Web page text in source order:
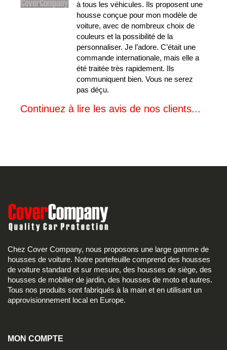
à tous les véhicules. Ils proposent une
housse conçue pour mon modèle de
voiture, avec de nombreux choix de
couleurs et la possibilité de la
personnaliser. Je l’adore. C’était une
commande internationale, mais elle a
été traitée très rapidement. Ils
communiquent bien. Vous ne serez
pas déçu.
Continuez à lire les avis de nos clients...
Chez Cover Company, nous proposons une large gamme de
housses de voiture. Notre portefeuille comprend des housses
de voiture standard et sur mesure, des housses de siège, des
housses de mobilier de jardin, des housses de moto et autres.
Tous nos produits sont fabriqués à la main et en utilisant un
approvisionnement local en Europe.
MON COMPTE